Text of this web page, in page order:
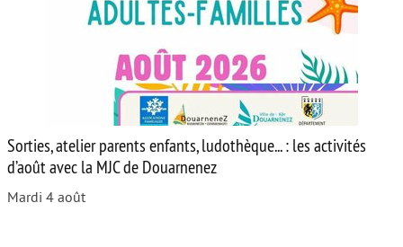
Sorties, atelier parents enfants, ludothèque... : les activités
d’août avec la MJC de Douarnenez
Mardi 4 août